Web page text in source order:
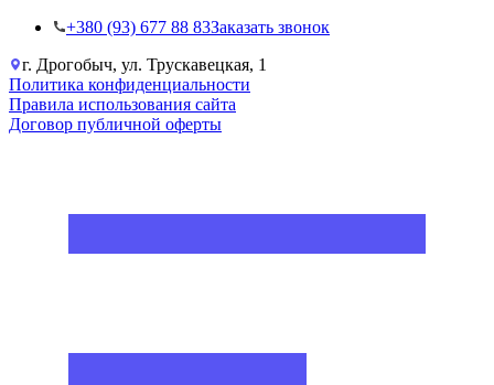
+38‎0 (93) 677 88 83Заказать звонок
г. Дрогобыч, ул. Трускавецкая, 1
Политика конфиденциальности
Правила использования сайта
Договор публичной оферты